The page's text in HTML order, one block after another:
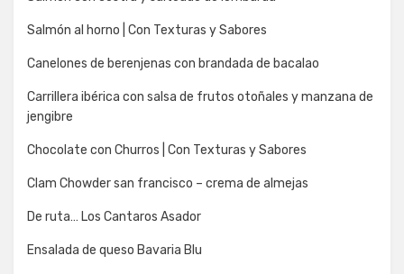
Salmón al horno | Con Texturas y Sabores
Canelones de berenjenas con brandada de bacalao
Carrillera ibérica con salsa de frutos otoñales y manzana de
jengibre
Chocolate con Churros | Con Texturas y Sabores
Clam Chowder san francisco – crema de almejas
De ruta… Los Cantaros Asador
Ensalada de queso Bavaria Blu